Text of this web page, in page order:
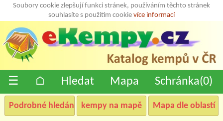
Soubory cookie zlepšují funkci stránek, používáním těchto stránek
souhlasíte s použitím cookie více informací
☰ ⌂ Hledat Mapa Schránka(0)
Podrobné hledání kempy na mapě Mapa dle oblastí